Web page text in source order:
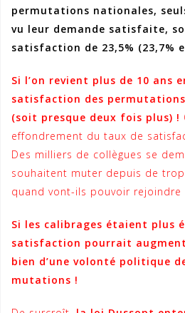
permutations nationales,
vu leur demande satisfaite,
satisfaction de 23,5% (23,7%
Si l’on revient plus de 10 ans
satisfaction des
(soit presque deux fois plus) !
effondrement du taux de
Des milliers de collègues se
souhaitent muter depuis de
quand vont-ils pouvoir rejoindre
Si les calibrages étaient plus
satisfaction pourrait
bien d’une volonté politique
mutations !